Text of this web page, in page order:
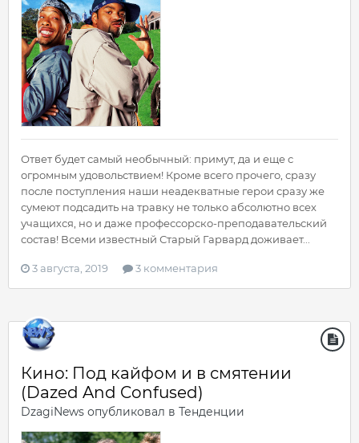
Ответ будет самый необычный: примут, да и еще с
огромным удовольствием! Кроме всего прочего, сразу
после поступления наши неадекватные герои сразу же
сумеют подсадить на травку не только абсолютно всех
учащихся, но и даже профессорско-преподавательский
состав! Всеми известный Старый Гарвард доживает...
3 августа, 2019 3 комментария
Кино: Под кайфом и в смятении
(Dazed And Confused)
DzagiNews опубликовал в Тенденции